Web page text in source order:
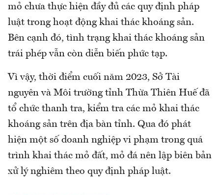
mỏ chưa thực hiện đầy đủ các quy định pháp
luật trong hoạt động khai thác khoáng sản.
Bên cạnh đó, tình trạng khai thác khoáng sản
trái phép vẫn còn diễn biến phức tạp.
Vì vậy, thời điểm cuối năm 2023, Sở Tài
nguyên và Môi trường tỉnh Thừa Thiên Huế đã
tổ chức thanh tra, kiểm tra các mỏ khai thác
khoáng sản trên địa bàn tỉnh. Qua đó phát
hiện một số doanh nghiệp vi phạm trong quá
trình khai thác mỏ đất, mỏ đá nên lập biên bản
xử lý nghiêm theo quy định pháp luật.